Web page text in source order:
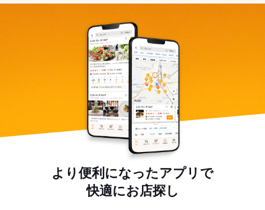
より便利になったアプリで
快適にお店探し